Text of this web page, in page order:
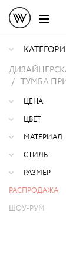
ТУМБА
ЦЕНА
ЦВЕТ
МАТЕРИАЛ
СТИЛЬ
РАЗМЕР
РАСПРОДАЖА
ШОУ-РУМ